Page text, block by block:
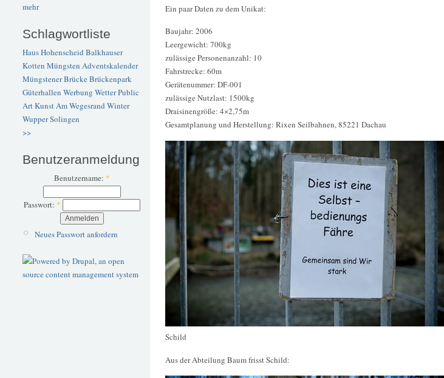
mehr
Schlagwortliste
Haus Hohenscheid Balkhauser
Kotten Müngsten Adventskalender
Müngstener BrückeBrückenpark
Güterhallen Werbung WetterPublic
ArtKunstAm Wegesrand Winter
WupperSolingen
>>
Benutzeranmeldung
Benutzername: *
Passwort: *
Neues Passwort anfordern
Ein paar Daten zu dem Unikat:
Baujahr: 2006
Leergewicht: 700kg
zulässige Personenanzahl: 10
Fahrstrecke: 60m
Gerätenummer: DF-001
zulässige Nutzlast: 1500kg
Draisinengröße: 4×2,75m
Gesamtplanung und Herstellung: Rixen Seilbahnen, 85221 Dachau
Schild
Aus der Abteilung Baum frisst Schild: